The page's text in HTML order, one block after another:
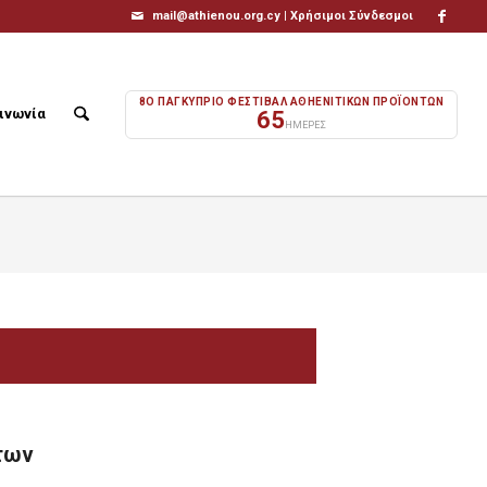
mail@athienou.org.cy |Χρήσιμοι Σύνδεσμοι
8Ο ΠΑΓΚΥΠΡΙΟ ΦΕΣΤΙΒΑΛ ΑΘΗΕΝΙΤΙΚΩΝ ΠΡΟΪΟΝΤΩΝ
65 ΗΜΕΡΕΣ